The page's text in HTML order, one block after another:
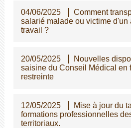
04/06/2025
Comment
salarié malade ou victime d'un
travail ?
20/05/2025
Nouvelles
saisine du Conseil Médical en
restreinte
12/05/2025
Mise à jour du
formations professionnelles
territoriaux.